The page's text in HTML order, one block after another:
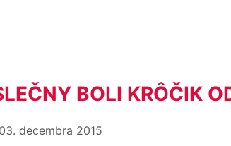
BOLI KRÔČIK
3. decembra 2015